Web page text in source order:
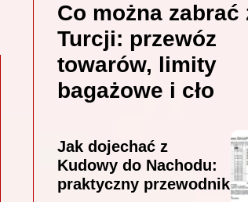
Co można zabrać
Turcji: przewóz
towarów, limity
bagażowe i cło
Jak dojechać z
Kudowy do Nachodu:
praktyczny przewodnik